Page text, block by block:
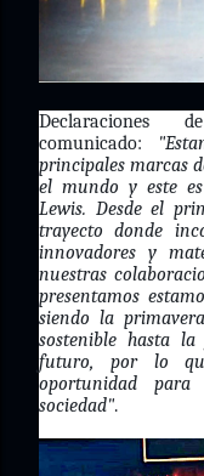
comunicado:
principales marcas
el mundo y este
Lewis. Desde el
trayecto donde
innovadores y
nuestras
presentamos
siendo la
sostenible hasta
futuro, por lo
oportunidad
sociedad".